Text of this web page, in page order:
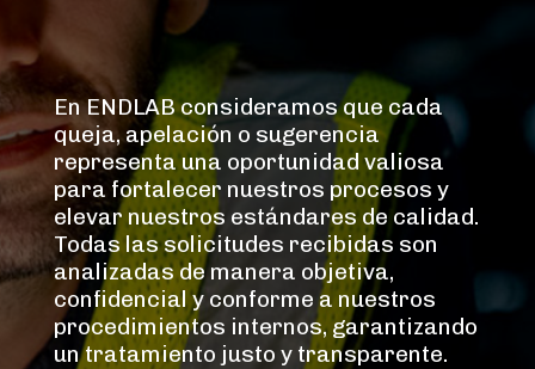
En ENDLAB consideramos que cada
queja, apelación o sugerencia
representa una oportunidad valiosa
para fortalecer nuestros procesos y
elevar nuestros estándares de calidad.
Todas las solicitudes recibidas son
analizadas de manera objetiva,
confidencial y conforme a nuestros
procedimientos internos, garantizando
un tratamiento justo y transparente.